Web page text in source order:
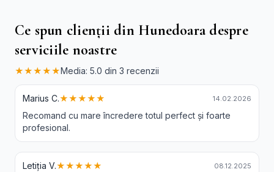
Ce spun clienții din Hunedoara despre
serviciile noastre
★★★★★Media: 5.0 din 3 recenzii
Marius C.★★★★★ 14.02.2026
Recomand cu mare încredere totul perfect și foarte
profesional.
Letiția V.★★★★★ 08.12.2025